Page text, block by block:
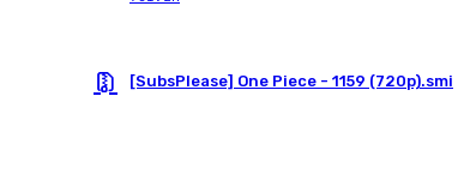
[SubsPlease] One Piece - 1159 (720p).smi